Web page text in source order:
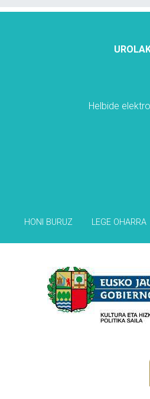
Helbide
HONI BURUZ LEGE OHARRA